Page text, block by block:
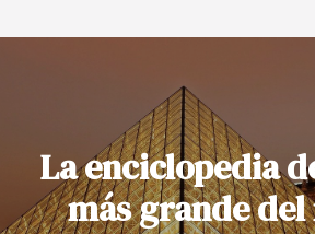
La enciclopedia
más grande